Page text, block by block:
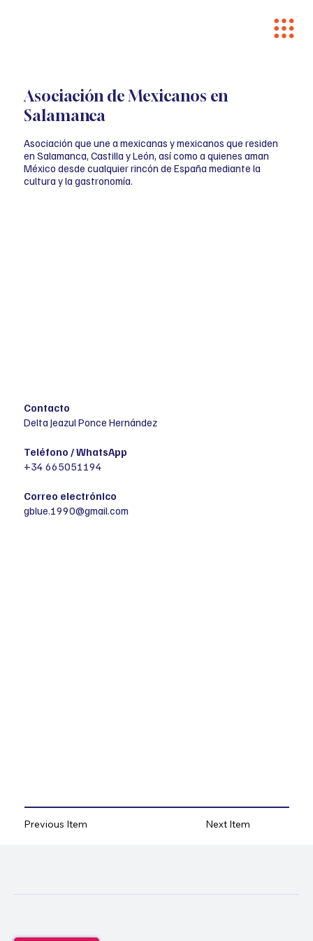
Asociación de Mexicanos en
Salamanca
Asociación que une a mexicanas y mexicanos que residen
en Salamanca, Castilla y León, así como a quienes aman
México desde cualquier rincón de España mediante la
cultura y la gastronomía.
Contacto
Delta Jeazul Ponce Hernández
Teléfono / WhatsApp
+34 665051194
Correo electrónico
gblue.1990@gmail.com
Previous Item Next Item